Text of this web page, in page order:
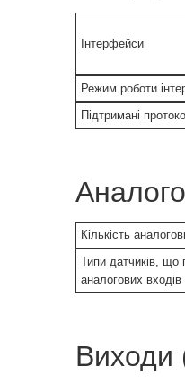
Інтерфейси
Режим роботи
Підтримані
Кількість
Типи датчиків, що
аналогових входів
Виходи